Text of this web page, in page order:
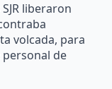
liberaron
volcada, para
de